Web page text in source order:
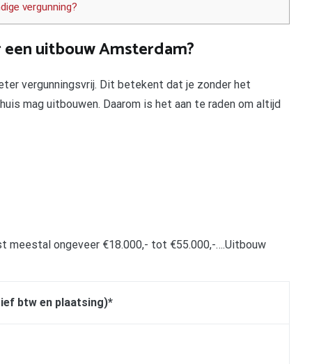
vergunning?
uitbouw Amsterdam?
vergunningsvrij. Dit betekent dat je zonder het
mag uitbouwen. Daarom is het aan te raden om altijd
meestal ongeveer €18.000,- tot €55.000,-….Uitbouw
btw en plaatsing)*